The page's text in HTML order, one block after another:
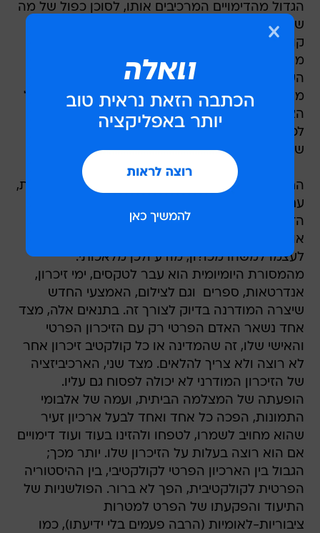
הגדול מהדימויים המרכיבים אותו, לסוכן כפול של מה
שלא התכוונו לזכור. העיקרון המופשט הזה הופך
קונקרטי בטקסט המסיים את הספר, "אלבום
משפחתי", בו מונה רז את כל הפעמים בהן, במהלך
העבודה על הספר, נתקל בתמונות של קרובי
משפחתו חבויים בהיסטוריה של העם או בארכיון של
הצלם. עבורי הוא הפך למוחשי עוד יותר כשמעל
לכיתוב "זוג ביום חתונתם, 1945" ראיתי את תמונתם
של סבי וסבתי.
החוקר הצרפתי פייר נורה טוען שהתקופה המודרנית,
עם ההיסטוריזציה והתיעוד הכפייתי שלה, דנה את
הזיכרון לשכון ב"מחוזות". הזיכרון הקולקטיבי של
אומה או עם הפך ממשהו חי, ספונטני ולא מודע
לעצמו למשהו מכו?ון, מודע ולכן מלאכותי.
מהמסורת היומיומית הוא עבר לטקסים, ימי זיכרון,
אנדרטאות, ספרים  וגם לצילום, האמצעי החדש
שיצרה המודרנה בדיוק לצורך זה. בתנאים אלה, מצד
אחד נשאר האדם הפרטי רק עם הזיכרון הפרטי
והאישי שלו, זה שהמדינה או כל קולקטיב זיכרון אחר
לא רוצה ולא צריך להלאים. מצד שני, הארכיביזציה
של הזיכרון המודרני לא יכולה לפסוח גם עליו.
הופעתה של המצלמה הביתית, ועמה של אלבומי
התמונות, הפכה כל אחד ואחד לבעל ארכיון זעיר
שהוא מחויב לשמרו, לטפחו ולהזינו בעוד ועוד דימויים
אם הוא רוצה בעלות על הזיכרון שלו. יותר מכך;
הגבול בין הארכיון הפרטי לקולקטיבי, בין ההיסטוריה
הפרטית לקולקטיבית, הפך לא ברור. הפולשניות של
התיעוד והפקעתו של הפרט למטרות
ציבוריות-לאומיות (הרבה פעמים בלי ידיעתו), כמו